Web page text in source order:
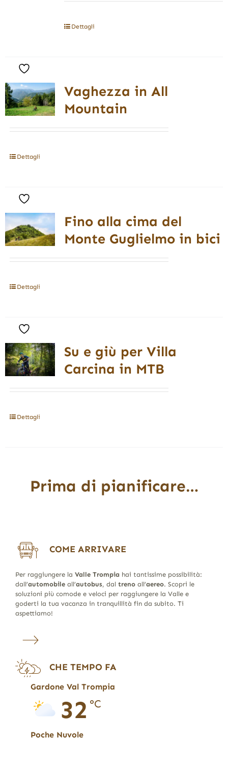
Dettagli
Vaghezza in All
Mountain
Dettagli
Fino alla cima del
Monte Guglielmo in bici
Dettagli
Su e giù per Villa
Carcina in MTB
Dettagli
Prima di pianificare…
COME ARRIVARE
Per raggiungere la Valle Trompia hai tantissime possibilità:
dall’automobileall’autobus, dal trenoall’aereo. Scopri le
soluzioni più comode e veloci per raggiungere la Valle e
goderti la tua vacanza in tranquillità fin da subito. Ti
aspettiamo!
CHE TEMPO FA
Gardone Val Trompia
32 °C
Poche Nuvole